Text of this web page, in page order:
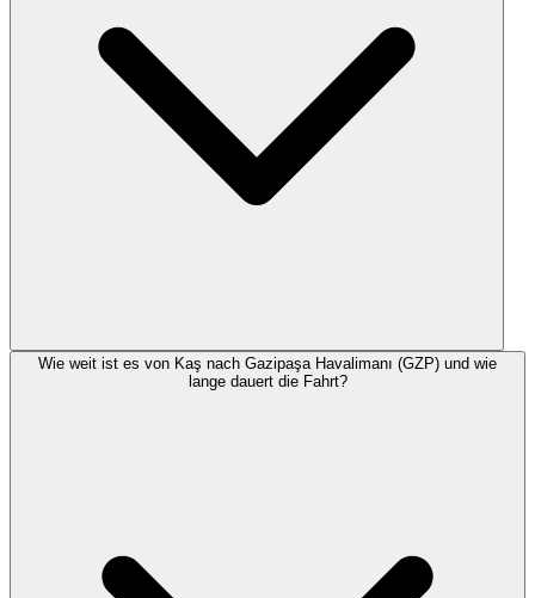
Wie weit ist es von Kaş nach Gazipaşa Havalimanı (GZP) und wie
lange dauert die Fahrt?